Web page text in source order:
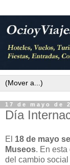
17 de mayo de
Día
El 18 de mayo
Museos. En
del cambio